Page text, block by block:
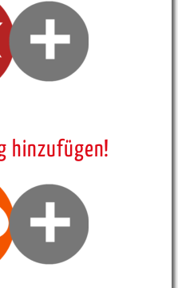
hinzufügen!